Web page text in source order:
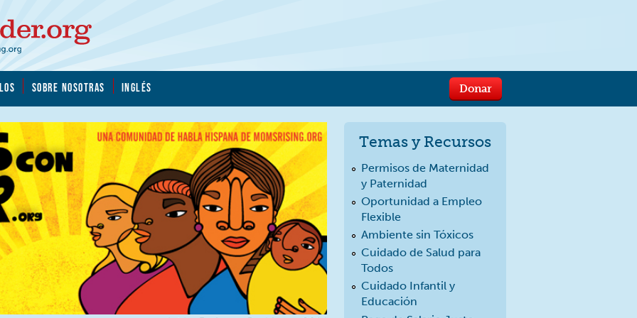
SOBRE NOSOTRAS INGLÉS Donar
Temas y Recursos
Permisos de Maternidad
y Paternidad
Oportunidad a Empleo
Flexible
Ambiente sin Tóxicos
Cuidado de Salud para
Todos
Cuidado Infantil y
Educación